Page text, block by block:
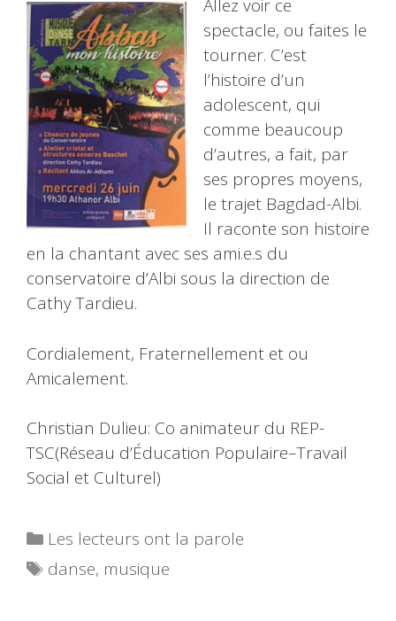
Allez voir ce
spectacle, ou faites le
tourner. C’est
l’histoire d’un
adolescent, qui
comme beaucoup
d’autres, a fait, par
ses propres moyens,
le trajet Bagdad-Albi.
Il raconte son histoire
en la chantant avec ses ami.e.s du
conservatoire d’Albi sous la direction de
Cathy Tardieu.
Cordialement, Fraternellement et ou
Amicalement.
Christian Dulieu: Co animateur du REP-
TSC(Réseau d’Éducation Populaire–Travail
Social et Culturel)
Catégories
Les lecteurs ont la parole
Étiquettes
danse, musique